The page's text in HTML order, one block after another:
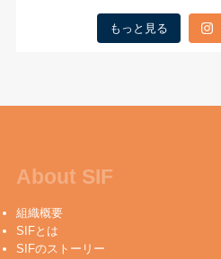
もっと見る
About SIF
組織概要
SIFとは
SIFのストーリー